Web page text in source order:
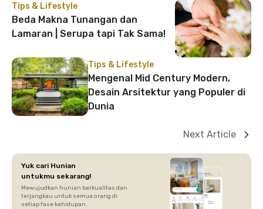
Tips & Lifestyle
Beda Makna Tunangan dan
Lamaran | Serupa tapi Tak Sama!
Tips & Lifestyle
Mengenal Mid Century Modern,
Desain Arsitektur yang Populer di
Dunia
Next Article
Yuk cari Hunian
untukmu sekarang!
Mewujudkan hunian berkualitas dan
terjangkau untuk semua orang di
setiap fase kehidupan.